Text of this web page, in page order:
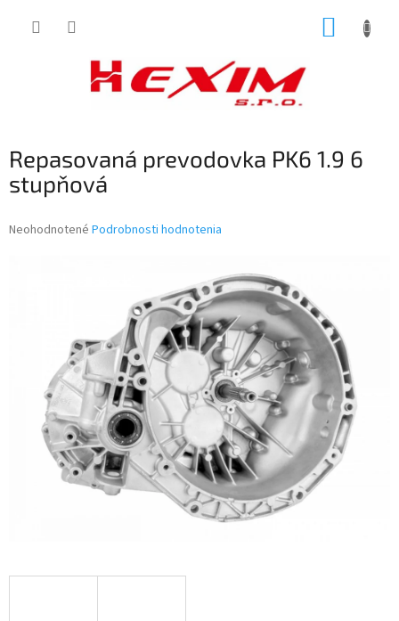
Repasovaná prevodovka PK6 1.9 6
stupňová
Priemerné
hviezdičiek.
Neohodnotené Podrobnosti hodnotenia